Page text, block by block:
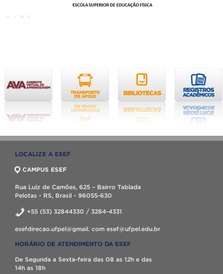
LOCALIZE A ESEF
CAMPUS ESEF
Rua Luiz de Camões, 625 – Bairro Tablada
Pelotas - RS, Brasil - 96055-630
+55 (53) 32844330 / 3284-4331
esefdirecao.ufpel@gmail. com esef@ufpel.edu.br
HORÁRIO DE ATENDIMENTO DA ESEF
De Segunda a Sexta-feira das 08 as 12h e das
14h as 18h